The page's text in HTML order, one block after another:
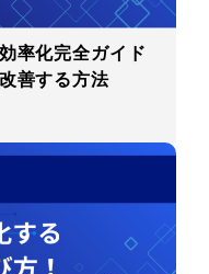
率化完全ガイド
善する方法